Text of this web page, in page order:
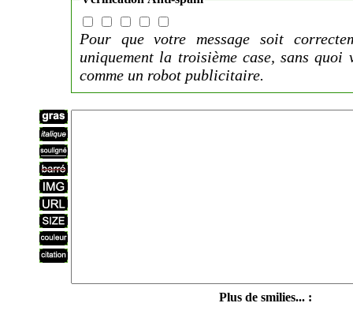
Pour que votre message soit
uniquement la troisième case, sans quoi
comme un robot publicitaire.
Plus de smilies... :